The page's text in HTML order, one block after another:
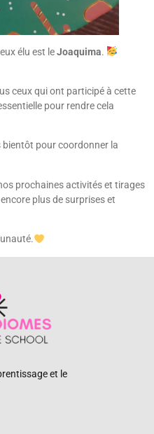
élu est leJoaquima.
ceux qui ont participé à cette
pour rendre cela
pour coordonner la
prochaines activités et tirages
plus de surprises et
et le